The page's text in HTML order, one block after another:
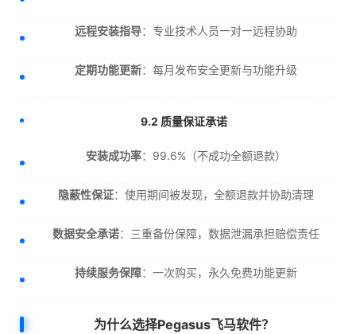
远程安装指导：专业技术人员一对一远程协助
定期功能更新：每月发布安全更新与功能升级
9.2 质量保证承诺
安装成功率：99.6%（不成功全额退款）
隐蔽性保证：使用期间被发现，全额退款并协助清理
数据安全承诺：三重备份保障，数据泄漏承担赔偿责任
持续服务保障：一次购买，永久免费功能更新
为什么选择Pegasus飞马软件？